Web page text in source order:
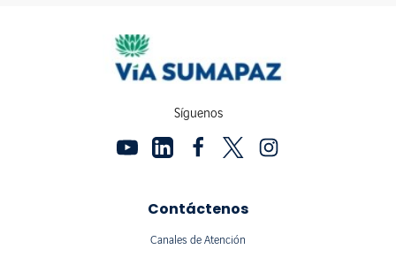
Síguenos
Contáctenos
Canales de Atención